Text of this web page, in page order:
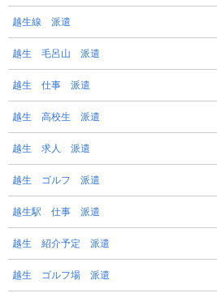
越生線 派遣
越生 毛呂山 派遣
越生 仕事 派遣
越生 高校生 派遣
越生 求人 派遣
越生 ゴルフ 派遣
越生駅 仕事 派遣
越生 紹介予定 派遣
越生 ゴルフ場 派遣